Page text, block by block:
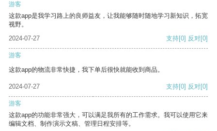
游客
这款app是我学习路上的良师益友，让我能够随时随地学习新知识，拓宽
视野。
2024-07-27
支持[0] 反对[0]
游客
这款app的物流非常快捷，我下单后很快就能收到商品。
2024-07-27 支持[0] 反对[0]
游客
这款app的功能非常强大，可以满足我所有的工作需求。我可以使用它来
编辑文档、制作演示文稿、管理日程安排等。